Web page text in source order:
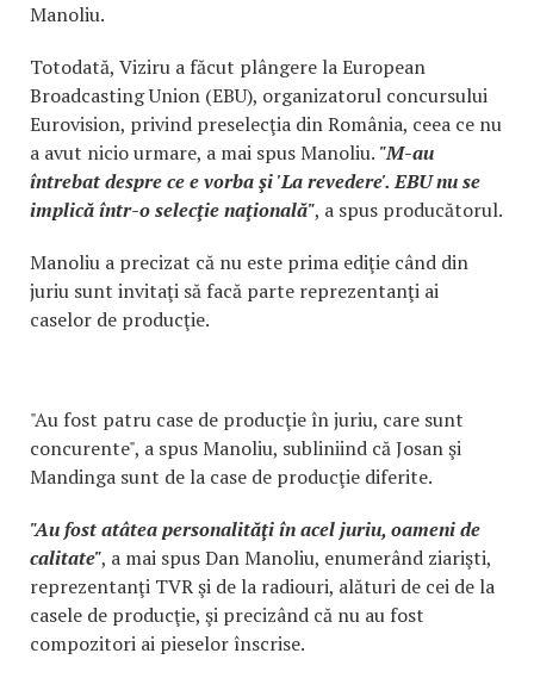
Manoliu.
Totodată, Viziru a făcut plângere la European
Broadcasting Union (EBU), organizatorul concursului
Eurovision, privind preselecţia din România, ceea ce nu
a avut nicio urmare, a mai spus Manoliu. "M-au
întrebat despre ce e vorba şi 'La revedere'. EBU nu se
implică într-o selecţie naţională", a spus producătorul.
Manoliu a precizat că nu este prima ediţie când din
juriu sunt invitaţi să facă parte reprezentanţi ai
caselor de producţie.
"Au fost patru case de producţie în juriu, care sunt
concurente", a spus Manoliu, subliniind că Josan şi
Mandinga sunt de la case de producţie diferite.
"Au fost atâtea personalităţi în acel juriu, oameni de
calitate", a mai spus Dan Manoliu, enumerând ziarişti,
reprezentanţi TVR şi de la radiouri, alături de cei de la
casele de producţie, şi precizând că nu au fost
compozitori ai pieselor înscrise.